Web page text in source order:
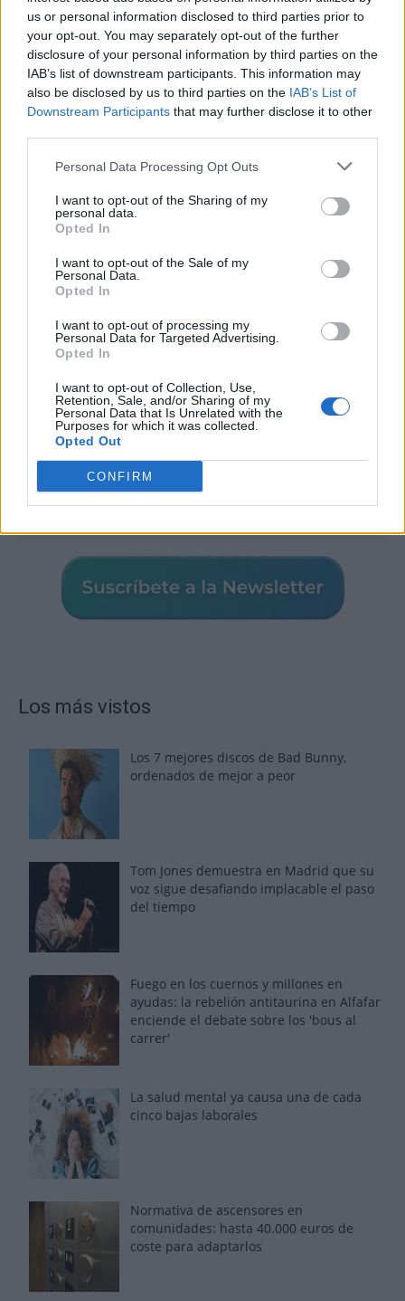
us or personal information disclosed to third parties prior to
your opt-out. You may separately opt-out of the further
disclosure of your personal information by third parties on the
IAB’s list of downstream participants. This information may
also be disclosed by us to third parties on the IAB’s List of
Downstream Participants that may further disclose it to other
Personal Data Processing Opt Outs
I want to opt-out of the Sharing of my
personal data.
Opted In
I want to opt-out of the Sale of my
Personal Data.
Opted In
I want to opt-out of processing my
Personal Data for Targeted Advertising.
Opted In
I want to opt-out of Collection, Use,
Retention, Sale, and/or Sharing of my
Personal Data that Is Unrelated with the
Purposes for which it was collected.
Opted Out
CONFIRM
Publicidad
Los más vistos
Los 7 mejores discos de Bad Bunny,
ordenados de mejor a peor
Tom Jones demuestra en Madrid que su
voz sigue desafiando implacable el paso
del tiempo
Fuego en los cuernos y millones en
ayudas: la rebelión antitaurina en Alfafar
enciende el debate sobre los 'bous al
carrer'
La salud mental ya causa una de cada
cinco bajas laborales
Normativa de ascensores en
comunidades: hasta 40.000 euros de
coste para adaptarlos